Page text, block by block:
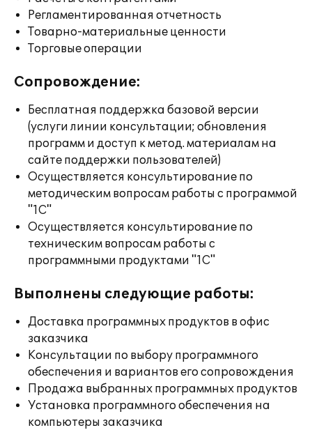
Регламентированная отчетность
Товарно-материальные ценности
Торговые операции
Сопровождение:
Бесплатная поддержка базовой версии
(услуги линии консультации; обновления
программ и доступ к метод. материалам на
сайте поддержки пользователей)
Осуществляется консультирование по
методическим вопросам работы с программой
"1С"
Осуществляется консультирование по
техническим вопросам работы с
программными продуктами "1С"
Выполнены следующие работы:
Доставка программных продуктов в офис
заказчика
Консультации по выбору программного
обеспечения и вариантов его сопровождения
Продажа выбранных программных продуктов
Установка программного обеспечения на
компьютеры заказчика